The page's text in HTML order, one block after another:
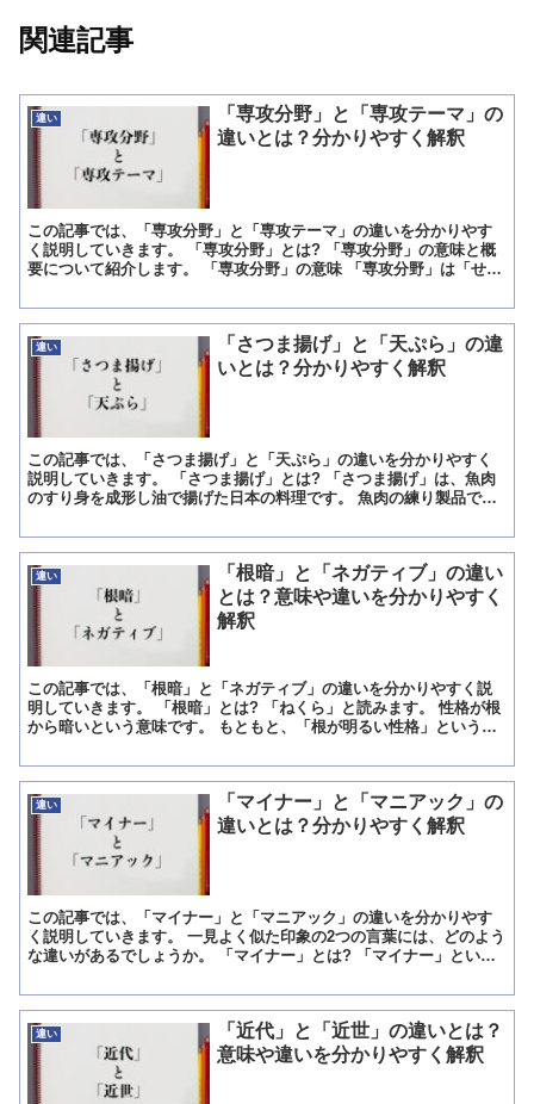
関連記事
違い
「専攻分野」と「専攻テーマ」の
違いとは？分かりやすく解釈
この記事では、「専攻分野」と「専攻テーマ」の違いを分かりやす
く説明していきます。 「専攻分野」とは? 「専攻分野」の意味と概
要について紹介します。 「専攻分野」の意味 「専攻分野」は「せん
違い
「さつま揚げ」と「天ぷら」の違
いとは？分かりやすく解釈
この記事では、「さつま揚げ」と「天ぷら」の違いを分かりやすく
説明していきます。 「さつま揚げ」とは? 「さつま揚げ」は、魚肉
のすり身を成形し油で揚げた日本の料理です。 魚肉の練り製品で、
違い
「根暗」と「ネガティブ」の違い
とは？意味や違いを分かりやすく
解釈
この記事では、「根暗」と「ネガティブ」の違いを分かりやすく説
明していきます。 「根暗」とは? 「ねくら」と読みます。 性格が根
から暗いという意味です。 もともと、「根が明るい性格」という言
違い
「マイナー」と「マニアック」の
違いとは？分かりやすく解釈
この記事では、「マイナー」と「マニアック」の違いを分かりやす
く説明していきます。 一見よく似た印象の2つの言葉には、どのよう
な違いがあるでしょうか。 「マイナー」とは? 「マイナー」という
違い
「近代」と「近世」の違いとは？
意味や違いを分かりやすく解釈